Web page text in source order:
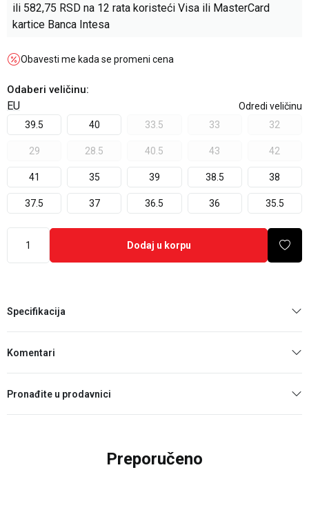
ili 582,75 RSD na 12 rata koristeći Visa ili MasterCard
kartice Banca Intesa
Obavesti me kada se promeni cena
Odaberi veličinu:
EU
Odredi veličinu
39.5
40 33.5 33 32
29 28.5 40.5 43 42
41 35 39 38.5 38
37.5 37 36.5 36 35.5
Dodaj u korpu
Specifikacija
Komentari
Pronađite u prodavnici
Preporučeno